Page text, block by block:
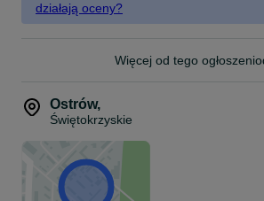
działają oceny?
Więcej od tego
Ostrów,
Świętokrzyskie